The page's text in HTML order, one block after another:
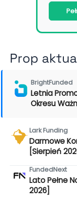
Prop
BrightFunded
Letnia
Okresu
Lark Funding
Darmowe
[Sierpień
FundedNext
Lato Pełne
2026]